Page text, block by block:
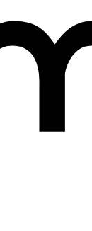
dans le